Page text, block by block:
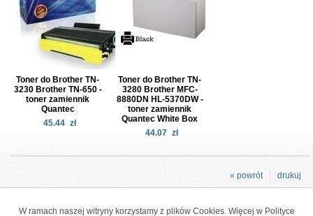
Toner do Brother TN-
3230 Brother TN-650 -
toner zamiennik
Quantec
45.44 zł
Toner do Brother TN-
3280 Brother MFC-
8880DN HL-5370DW -
toner zamiennik
Quantec White Box
44.07 zł
drukuj
« powrót
W ramach naszej witryny korzystamy z plików Cookies. Więcej w Polityce